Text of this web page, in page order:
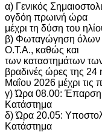
α) Γενικός
ογδόη πρωινή ώρα
μέχρι τη δύση του
β) Φωταγώγηση όλων
Ο.Τ.Α., καθώς και
των καταστημάτων
βραδινές ώρες της 24
Μαΐου 2026 μέχρι τις
γ) Ώρα 08.00: Έπαρση
Κατάστημα
δ) Ώρα 20.05:
Κατάστημα